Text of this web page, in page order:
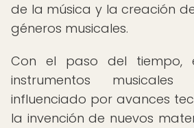
de la música y la creación
géneros musicales.
Con el paso del tiempo,
instrumentos
influenciado por avances
la invención de nuevos